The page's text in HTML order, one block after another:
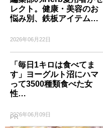
レクト。健康・美容のお
悩み別、鉄板アイテム…
2026年06月22日
「毎日1キロは食べてま
す」ヨーグルト沼にハマ
って3500種類食べた女
性…
2026年06月09日
PR